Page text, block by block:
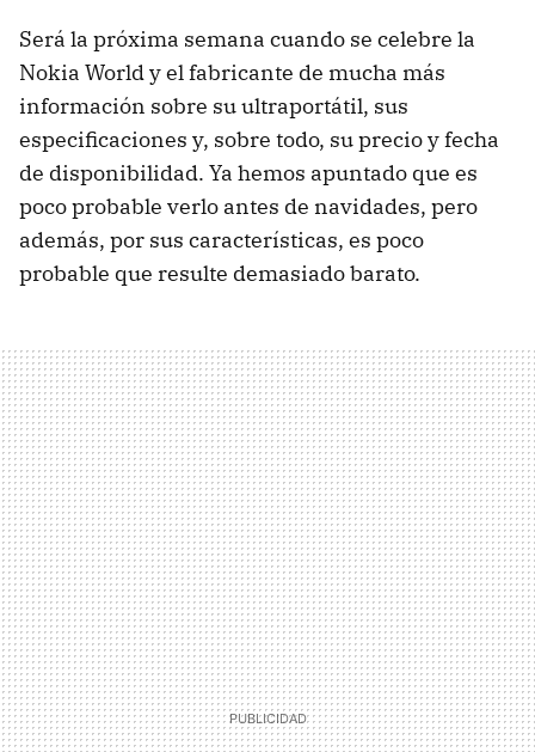
Será la próxima semana cuando se celebre la
Nokia World y el fabricante de mucha más
información sobre su ultraportátil, sus
especificaciones y, sobre todo, su precio y fecha
de disponibilidad. Ya hemos apuntado que es
poco probable verlo antes de navidades, pero
además, por sus características, es poco
probable que resulte demasiado barato.